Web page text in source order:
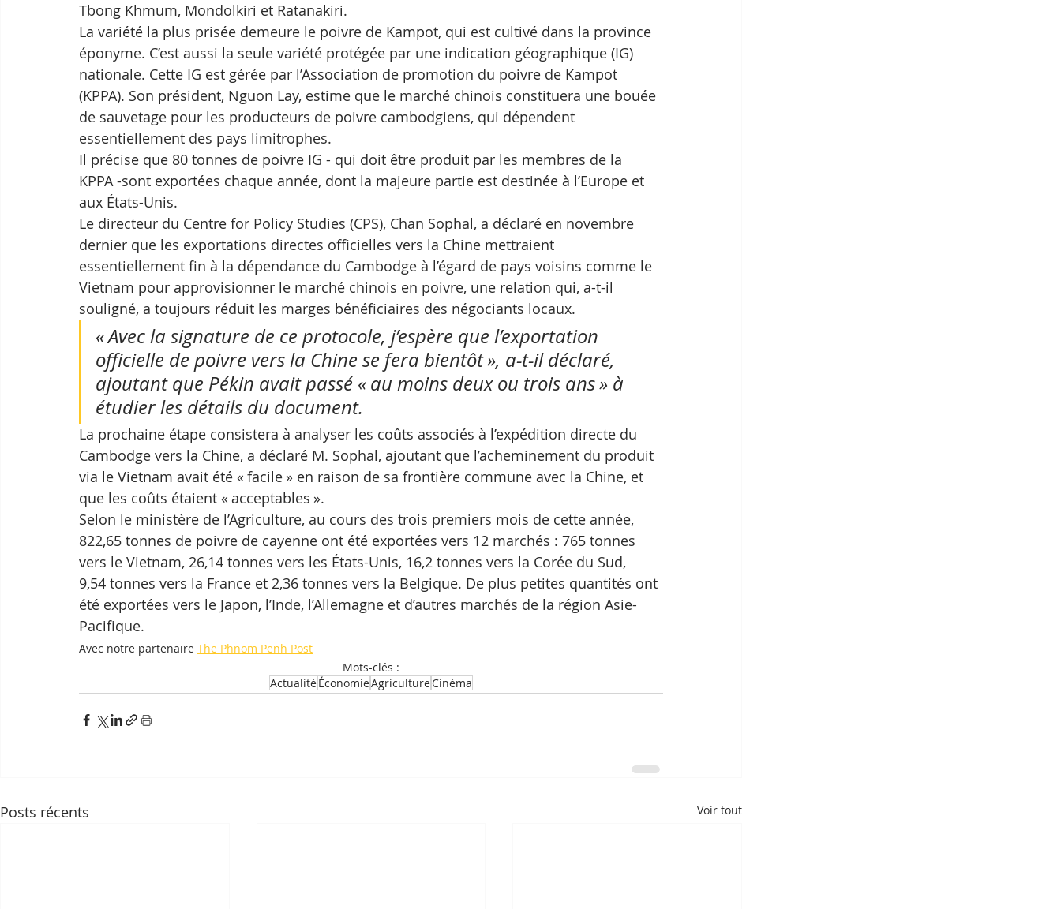
Tbong Khmum, Mondolkiri et Ratanakiri.
La variété la plus prisée demeure le poivre de Kampot, qui est cultivé dans la province
éponyme. C’est aussi la seule variété protégée par une indication géographique (IG)
nationale. Cette IG est gérée par l’Association de promotion du poivre de Kampot
(KPPA). Son président, Nguon Lay, estime que le marché chinois constituera une bouée
de sauvetage pour les producteurs de poivre cambodgiens, qui dépendent
essentiellement des pays limitrophes.
Il précise que 80 tonnes de poivre IG - qui doit être produit par les membres de la
KPPA -sont exportées chaque année, dont la majeure partie est destinée à l’Europe et
aux États-Unis.
Le directeur du Centre for Policy Studies (CPS), Chan Sophal, a déclaré en novembre
dernier que les exportations directes officielles vers la Chine mettraient
essentiellement fin à la dépendance du Cambodge à l’égard de pays voisins comme le
Vietnam pour approvisionner le marché chinois en poivre, une relation qui, a-t-il
souligné, a toujours réduit les marges bénéficiaires des négociants locaux.
« Avec la signature de ce protocole, j’espère que l’exportation
officielle de poivre vers la Chine se fera bientôt », a-t-il déclaré,
ajoutant que Pékin avait passé « au moins deux ou trois ans » à
étudier les détails du document.
La prochaine étape consistera à analyser les coûts associés à l’expédition directe du
Cambodge vers la Chine, a déclaré M. Sophal, ajoutant que l’acheminement du produit
via le Vietnam avait été « facile » en raison de sa frontière commune avec la Chine, et
que les coûts étaient « acceptables ».
Selon le ministère de l’Agriculture, au cours des trois premiers mois de cette année,
822,65 tonnes de poivre de cayenne ont été exportées vers 12 marchés : 765 tonnes
vers le Vietnam, 26,14 tonnes vers les États-Unis, 16,2 tonnes vers la Corée du Sud,
9,54 tonnes vers la France et 2,36 tonnes vers la Belgique. De plus petites quantités ont
été exportées vers le Japon, l’Inde, l’Allemagne et d’autres marchés de la région Asie-
Pacifique.
Avec notre partenaire The Phnom Penh Post
Mots-clés :
ActualitéÉconomieAgricultureCinéma
Posts récents Voir tout